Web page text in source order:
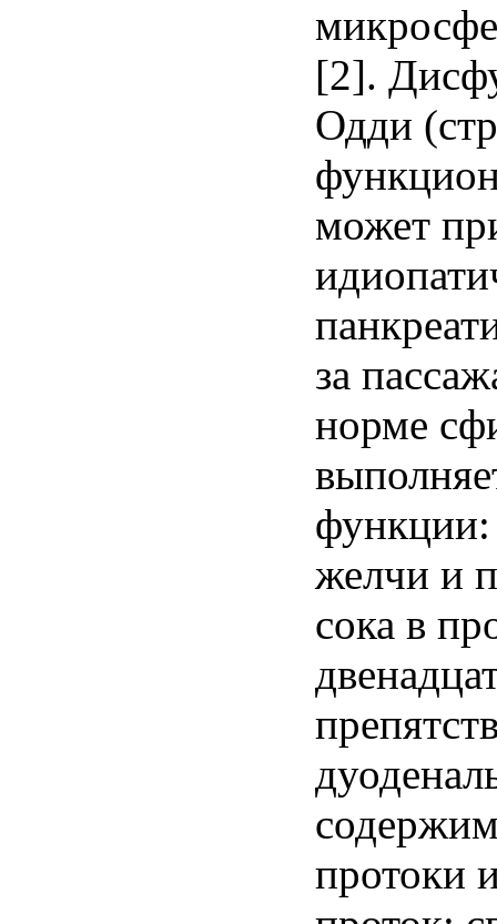
[2].
Одди
может
за
норме
функции:
желчи и
сока в
протоки